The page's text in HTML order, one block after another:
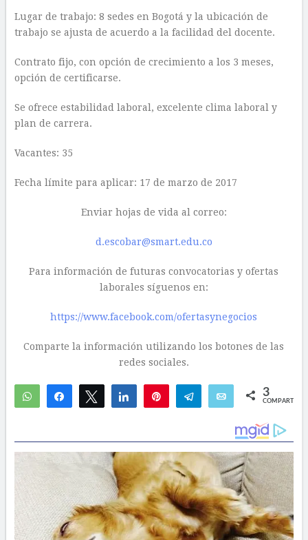
Lugar de trabajo: 8 sedes en Bogotá y la ubicación de
trabajo se ajusta de acuerdo a la facilidad del docente.
Contrato fijo, con opción de crecimiento a los 3 meses,
opción de certificarse.
Se ofrece estabilidad laboral, excelente clima laboral y
plan de carrera.
Vacantes: 35
Fecha límite para aplicar: 17 de marzo de 2017
Enviar hojas de vida al correo:
d.escobar@smart.edu.co
Para información de futuras convocatorias y ofertas
laborales síguenos en:
https://www.facebook.com/ofertasynegocios
Comparte la información utilizando los botones de las
redes sociales.
WhatsAppCompartirTwittear Compartir Telegram Email 3
COMPARTIR